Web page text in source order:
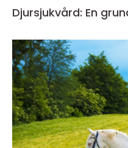
Djursjukvård: En